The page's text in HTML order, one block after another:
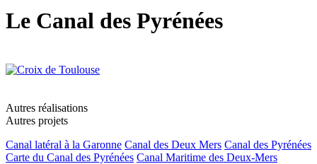
Le Canal des Pyrénées
Autres réalisations
Autres projets
Canal latéral à la Garonne Canal des Deux Mers Canal des Pyrénées
Carte du Canal des Pyrénées Canal Maritime des Deux-Mers